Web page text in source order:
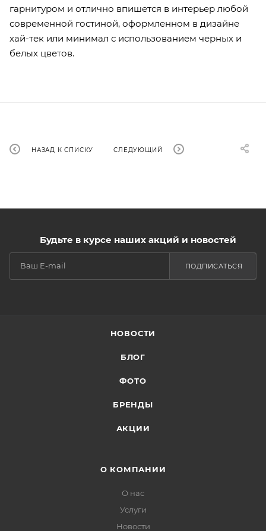
гарнитуром и отлично впишется в интерьер любой
современной гостиной, оформленном в дизайне
хай-тек или минимал с использованием черных и
белых цветов.
НАЗАД К СПИСКУ СЛЕДУЮЩИЙ
Будьте в курсе наших акций и новостей
ПОДПИСАТЬСЯ
НОВОСТИ
БЛОГ
ФОТО
БРЕНДЫ
АКЦИИ
О КОМПАНИИ
О нас
Услуги
Новости